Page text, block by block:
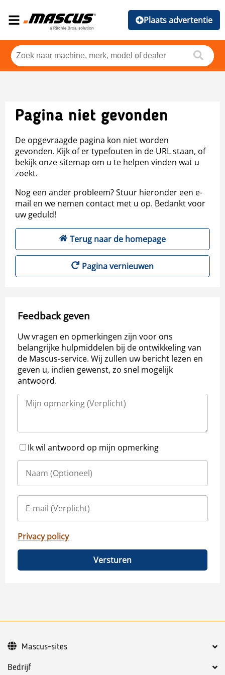
Plaats advertentie
Pagina niet gevonden
De opgevraagde pagina kon niet worden
gevonden. Kijk of er typefouten in de URL staan, of
bekijk onze sitemap om u te helpen vinden wat u
zoekt.
Nog een ander probleem? Stuur hieronder een e-
mail en we nemen contact met u op. Bedankt voor
uw geduld!
Terug naar de homepage
Pagina vernieuwen
Feedback geven
Uw vragen en opmerkingen zijn voor ons
belangrijke hulpmiddelen bij de ontwikkeling van
de Mascus-service. Wij zullen uw bericht lezen en
geven u, indien gewenst, zo snel mogelijk
antwoord.
Ik wil antwoord op mijn opmerking
Privacy policy
Versturen
Bedrijf
Mascus-sites